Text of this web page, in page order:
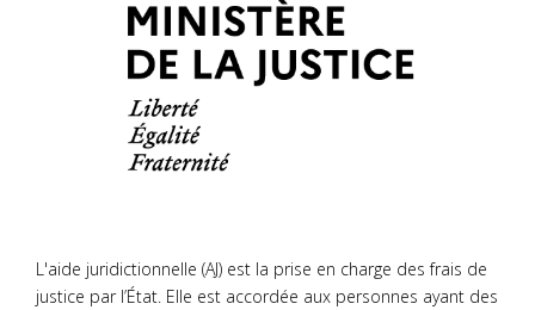
L'aide juridictionnelle (AJ) est la prise en charge des frais de
justice par l’État. Elle est accordée aux personnes ayant des